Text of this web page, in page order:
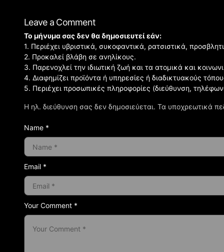
Leave a Comment
Η ηλ. διεύθυνση σας δεν δημοσιεύεται. Τα υποχρεωτικά
Your Comment *
Το μήνυμα σας δεν θα δημοσιευτεί εάν:
1. Περιέχει υβριστικά, συκοφαντικά, ρατσιστικά,
2. Προκαλεί βλάβη σε ανηλίκους.
3. Παρενοχλεί την ιδιωτική ζωή και τα ατομικά και
4. Διαφημίζει προϊόντα ή υπηρεσίες ή διαδικτυακούς
5. Περιέχει προσωπικές πληροφορίες (διεύθυνση,
Name *
Email *